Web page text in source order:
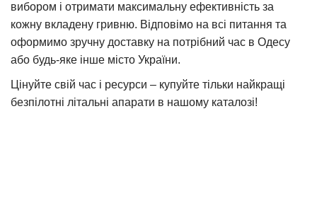
вибором і отримати максимальну ефективність за
кожну вкладену гривню. Відповімо на всі питання та
оформимо зручну доставку на потрібний час в Одесу
або будь-яке інше місто України.
Цінуйте свій час і ресурси – купуйте тільки найкращі
безпілотні літальні апарати в нашому каталозі!